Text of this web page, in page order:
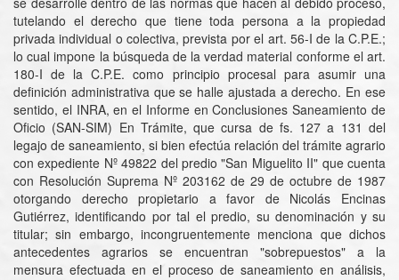
tutelando el derecho que tiene toda persona a la propiedad
privada individual o colectiva, prevista por el art. 56-I de la C.P.E.;
lo cual impone la búsqueda de la verdad material conforme el art.
180-I de la C.P.E. como principio procesal para asumir una
definición administrativa que se halle ajustada a derecho. En ese
sentido, el INRA, en el Informe en Conclusiones Saneamiento de
Oficio (SAN-SIM) En Trámite, que cursa de fs. 127 a 131 del
legajo de saneamiento, si bien efectúa relación del trámite agrario
con expediente Nº 49822 del predio "San Miguelito II" que cuenta
con Resolución Suprema Nº 203162 de 29 de octubre de 1987
otorgando derecho propietario a favor de Nicolás Encinas
Gutiérrez, identificando por tal el predio, su denominación y su
titular; sin embargo, incongruentemente menciona que dichos
antecedentes agrarios se encuentran "sobrepuestos" a la
mensura efectuada en el proceso de saneamiento en análisis,